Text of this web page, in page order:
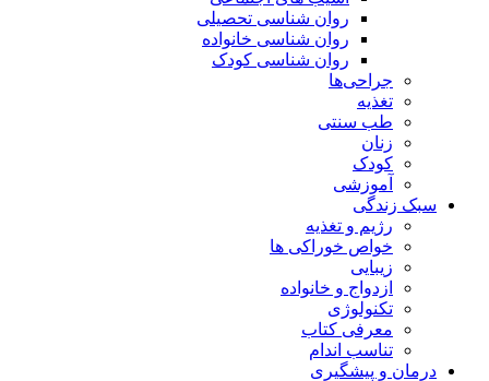
روان شناسی تحصیلی
روان شناسی خانواده
روان شناسی کودک
جراحی‌ها
تغذیه
طب سنتی
زنان
کودک
آموزشی
سبک زندگی
رژیم و تغذیه
خواص خوراکی ها
زیبایی
ازدواج و خانواده
تکنولوژی
معرفی کتاب
تناسب اندام
درمان و پیشگیری